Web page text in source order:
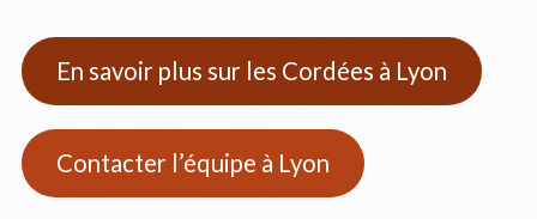
En savoir plus sur les Cordées à Lyon
Contacter l’équipe à Lyon